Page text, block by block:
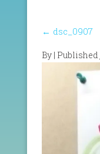
← dsc_0907
By | Published